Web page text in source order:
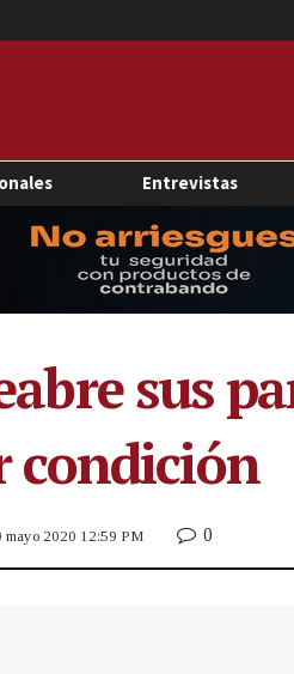
Entrevistas
sus
condición
mayo 2020 12:59 PM 0